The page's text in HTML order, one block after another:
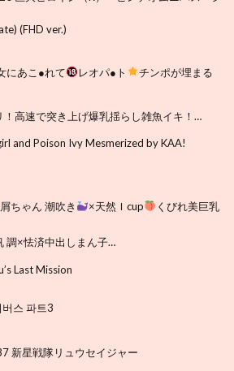
(FHD ver.)
にあこ●れて レオパ●ト チンポが埋まる
！高速で突き上げ爆乳揺らし雑魚イキ！…
and Poison Ivy Mesmerized by KAA!
ちゃん 潮吹き ×天然Ｉcup くびれ美巨乳
調×怯済中出しまん子…
Last Mission
스 파트3
新星戦隊リュウセイジャー